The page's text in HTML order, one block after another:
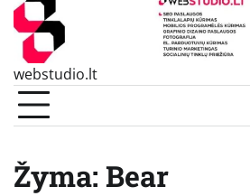
webstudio.lt
Žyma: Bear